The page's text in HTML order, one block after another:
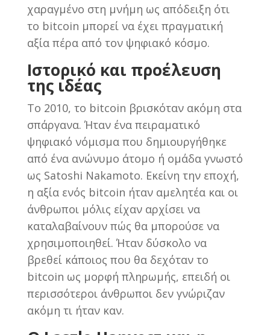
χαραγμένο στη μνήμη ως απόδειξη ότι
το bitcoin μπορεί να έχει πραγματική
αξία πέρα από τον ψηφιακό κόσμο.
Ιστορικό και προέλευση
της ιδέας
Το 2010, το bitcoin βρισκόταν ακόμη στα
σπάργανα. Ήταν ένα πειραματικό
ψηφιακό νόμισμα που δημιουργήθηκε
από ένα ανώνυμο άτομο ή ομάδα γνωστό
ως Satoshi Nakamoto. Εκείνη την εποχή,
η αξία ενός bitcoin ήταν αμελητέα και οι
άνθρωποι μόλις είχαν αρχίσει να
καταλαβαίνουν πώς θα μπορούσε να
χρησιμοποιηθεί. Ήταν δύσκολο να
βρεθεί κάποιος που θα δεχόταν το
bitcoin ως μορφή πληρωμής, επειδή οι
περισσότεροι άνθρωποι δεν γνώριζαν
ακόμη τι ήταν καν.